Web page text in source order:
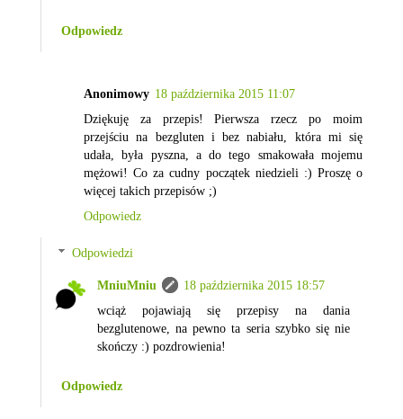
Odpowiedz
Anonimowy 18 października 2015 11:07
Dziękuję za przepis! Pierwsza rzecz po moim
przejściu na bezgluten i bez nabiału, która mi się
udała, była pyszna, a do tego smakowała mojemu
mężowi! Co za cudny początek niedzieli :) Proszę o
więcej takich przepisów ;)
Odpowiedz
Odpowiedzi
MniuMniu
18 października 2015 18:57
wciąż pojawiają się przepisy na dania
bezglutenowe, na pewno ta seria szybko się nie
skończy :) pozdrowienia!
Odpowiedz